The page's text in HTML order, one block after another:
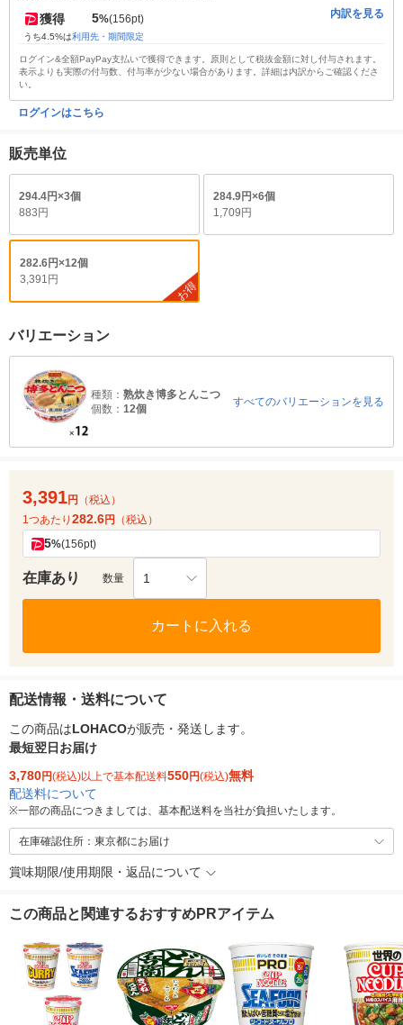
獲得 5%(156pt)
うち4.5%は利用先・期間限定
内訳を見る
ログイン&全額PayPay支払いで獲得できます。原則として税抜金額に対し付与されます。
表示よりも実際の付与数、付与率が少ない場合があります。詳細は内訳からご確認くださ
い。
ログインはこちら
販売単位
294.4円×3個
883円
284.9円×6個
1,709円
282.6円×12個
3,391円
お得
バリエーション
種類： 熟炊き博多とんこつ
個数： 12個
すべてのバリエーションを見る
3,391円
（税込）
1つあたり 282.6円 （税込）
5%(156pt)
在庫あり 数量 1
カートに入れる
配送情報・送料について
この商品はLOHACOが販売・発送します。
最短翌日お届け
3,780円(税込)以上で基本配送料550円(税込)無料
配送料について
※一部の商品につきましては、基本配送料を当社が負担いたします。
在庫確認住所：東京都にお届け
賞味期限/使用期限・返品について
この商品と関連するおすすめPRアイテム